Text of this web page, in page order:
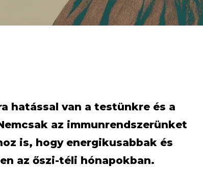
hatással van a testünkre és a
az immunrendszerünket
is, hogy energikusabbak és
az őszi-téli hónapokban.